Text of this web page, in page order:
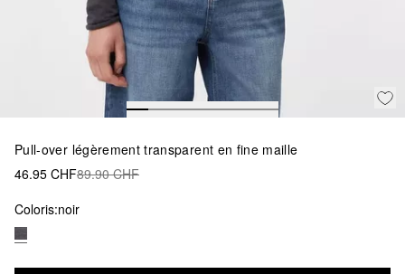
Pull-over légèrement transparent en fine maille
46.95 CHF89.90 CHF
Coloris:noir